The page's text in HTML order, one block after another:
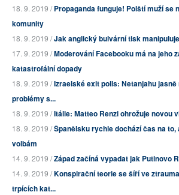
18. 9. 2019 /Propaganda funguje! Polští muží se
komunity
18. 9. 2019 /Jak anglický bulvární tisk
17. 9. 2019 /Moderování Facebooku má na jeho
katastrofální dopady
18. 9. 2019 /Izraelské exit polls: Netanjahu
problémy s...
18. 9. 2019 /Itálie: Matteo Renzi ohrožuje novou
18. 9. 2019 /Španělsku rychle dochází čas na
volbám
14. 9. 2019 /Západ začíná vypadat jak Putinovo
14. 9. 2019 /Konspirační teorie se šíří ve
trpících kat...